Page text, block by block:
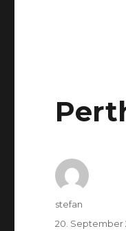
Autor
stefan
Veröffentlicht
20. September